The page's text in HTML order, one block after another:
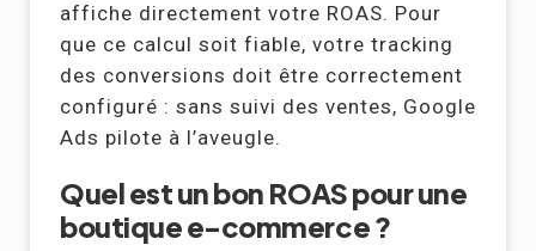
affiche directement votre ROAS. Pour
que ce calcul soit fiable, votre tracking
des conversions doit être correctement
configuré : sans suivi des ventes, Google
Ads pilote à l’aveugle.
Quel est un bon ROAS pour une
boutique e-commerce ?